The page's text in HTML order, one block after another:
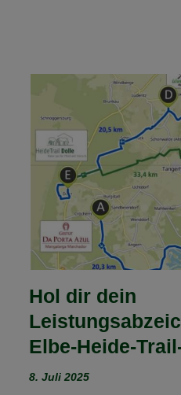
Hol dir dein
Elbe-Heide-
8. Juli 2025